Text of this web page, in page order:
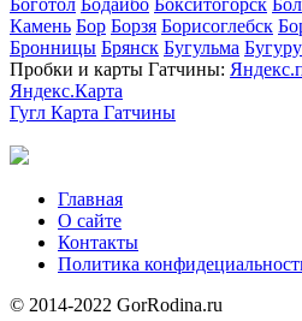
Боготол Бодайбо Бокситогорск
Камень Бор Борзя Борисоглебск
Бронницы Брянск Бугульма
Пробки и карты Гатчины:
Яндекс.Карта
Гугл Карта Гатчины
Главная
О сайте
Контакты
Политика
© 2014-2022 GorRodina.ru